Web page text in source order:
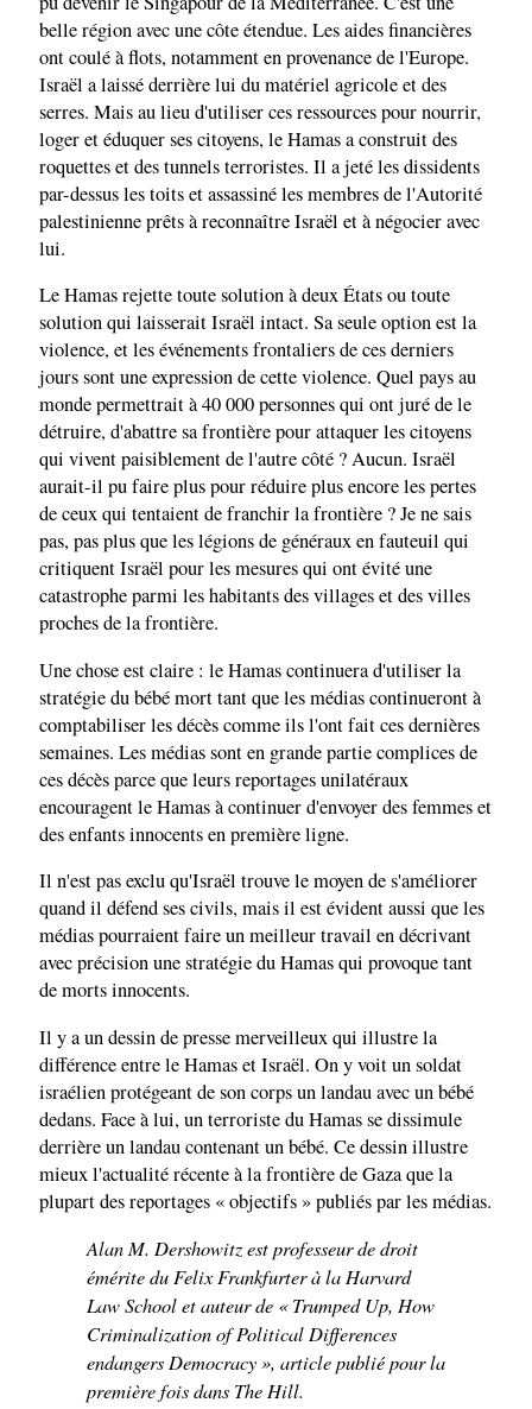
belle région avec une côte étendue. Les aides financières
ont coulé à flots, notamment en provenance de l'Europe.
Israël a laissé derrière lui du matériel agricole et des
serres. Mais au lieu d'utiliser ces ressources pour nourrir,
loger et éduquer ses citoyens, le Hamas a construit des
roquettes et des tunnels terroristes. Il a jeté les dissidents
par-dessus les toits et assassiné les membres de l'Autorité
palestinienne prêts à reconnaître Israël et à négocier avec
lui.
Le Hamas rejette toute solution à deux États ou toute
solution qui laisserait Israël intact. Sa seule option est la
violence, et les événements frontaliers de ces derniers
jours sont une expression de cette violence. Quel pays au
monde permettrait à 40 000 personnes qui ont juré de le
détruire, d'abattre sa frontière pour attaquer les citoyens
qui vivent paisiblement de l'autre côté ? Aucun. Israël
aurait-il pu faire plus pour réduire plus encore les pertes
de ceux qui tentaient de franchir la frontière ? Je ne sais
pas, pas plus que les légions de généraux en fauteuil qui
critiquent Israël pour les mesures qui ont évité une
catastrophe parmi les habitants des villages et des villes
proches de la frontière.
Une chose est claire : le Hamas continuera d'utiliser la
stratégie du bébé mort tant que les médias continueront à
comptabiliser les décès comme ils l'ont fait ces dernières
semaines. Les médias sont en grande partie complices de
ces décès parce que leurs reportages unilatéraux
encouragent le Hamas à continuer d'envoyer des femmes et
des enfants innocents en première ligne.
Il n'est pas exclu qu'Israël trouve le moyen de s'améliorer
quand il défend ses civils, mais il est évident aussi que les
médias pourraient faire un meilleur travail en décrivant
avec précision une stratégie du Hamas qui provoque tant
de morts innocents.
Il y a un dessin de presse merveilleux qui illustre la
différence entre le Hamas et Israël. On y voit un soldat
israélien protégeant de son corps un landau avec un bébé
dedans. Face à lui, un terroriste du Hamas se dissimule
derrière un landau contenant un bébé. Ce dessin illustre
mieux l'actualité récente à la frontière de Gaza que la
plupart des reportages « objectifs » publiés par les médias.
Alan M. Dershowitz est professeur de droit
émérite du Felix Frankfurter à la Harvard
Law School et auteur de « Trumped Up, How
Criminalization of Political Differences
endangers Democracy », article publié pour la
première fois dans The Hill.